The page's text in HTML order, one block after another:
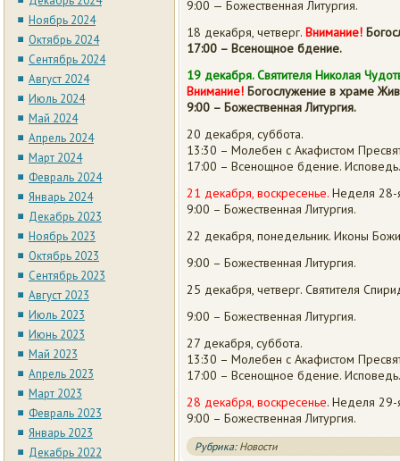
Ноябрь 2024
Октябрь 2024
Сентябрь 2024
Август 2024
Июль 2024
Май 2024
Апрель 2024
Март 2024
Февраль 2024
Январь 2024
Декабрь 2023
Ноябрь 2023
Октябрь 2023
Сентябрь 2023
Август 2023
Июль 2023
Июнь 2023
Май 2023
Апрель 2023
Март 2023
Февраль 2023
Январь 2023
Декабрь 2022
9:00 — Божественная Литургия.
18 декабря, четверг. Внимание!
17:00 – Всенощное бдение.
19 декабря. Святителя Николая
Внимание! Богослужение в храме
9:00 – Божественная Литургия.
20 декабря, суббота.
13:30 – Молебен с Акафистом
17:00 – Всенощное бдение. Исповедь.
21 декабря, воскресенье. Неделя 28-
9:00 – Божественная Литургия.
22 декабря, понедельник. Иконы
9:00 – Божественная Литургия.
25 декабря, четверг. Святителя
9:00 – Божественная Литургия.
27 декабря, суббота.
13:30 – Молебен с Акафистом
17:00 – Всенощное бдение. Исповедь.
28 декабря, воскресенье. Неделя 29-
9:00 – Божественная Литургия.
Рубрика: Новости